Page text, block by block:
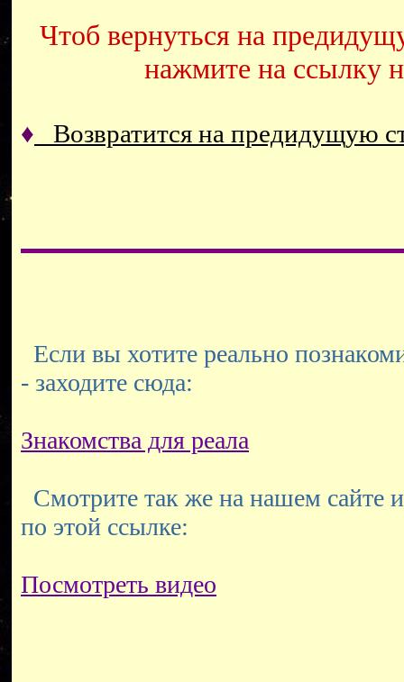
Чтоб вернуться на
нажмите на ссылку
♦ Возвратится на предидущую
Если вы хотите реально
- заходите сюда:
Знакомства для реала
Смотрите так же на нашем сайте
по этой ссылке:
Посмотреть видео